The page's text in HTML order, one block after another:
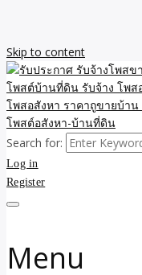
Skip to content
รับประกา
บ้าน ราค
รับจ้างโพสขายบ้าน ราคา
หน้า โพสอสังหา รับจ้างโพ
ขายบ้าน ขายที่ดิน เว็บประ
Search for:
Log in
Register
Menu